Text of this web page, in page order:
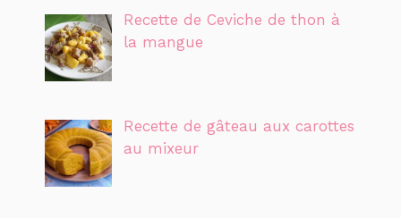
Recette de Ceviche de thon à
la mangue
Recette de gâteau aux carottes
au mixeur